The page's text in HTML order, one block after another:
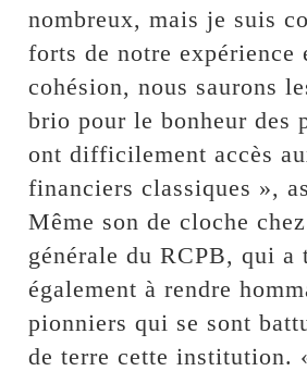
nombreux, mais je suis
forts de notre expérience
cohésion, nous saurons
brio pour le bonheur des
ont difficilement accès
financiers classiques »,
Même son de cloche
générale du RCPB, qui a
également à rendre
pionniers qui se sont
de terre cette institution.